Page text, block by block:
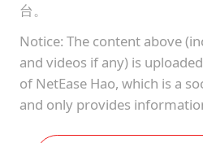
台。
Notice: The content above
and videos if any) is
of NetEase Hao, which is a
and only provides